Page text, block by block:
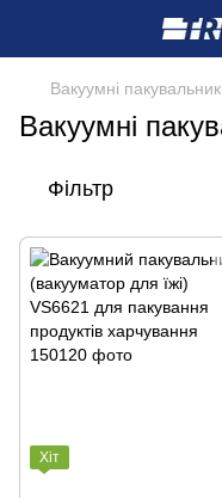
Вакуумні
Вакуумні
Фільтр
Хіт